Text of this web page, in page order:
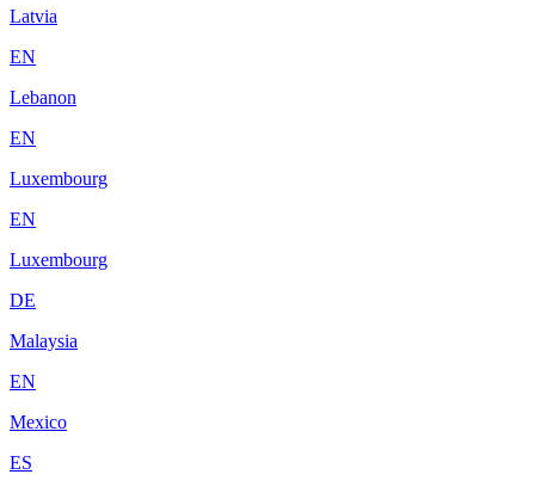
Latvia
EN
Lebanon
EN
Luxembourg
EN
Luxembourg
DE
Malaysia
EN
Mexico
ES